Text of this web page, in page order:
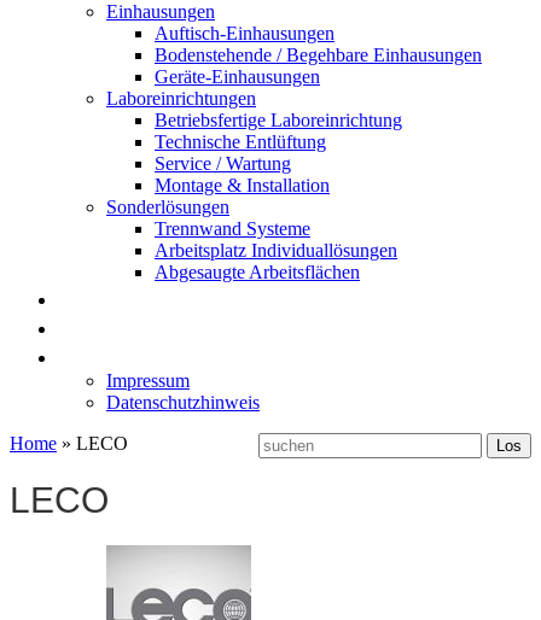
Einhausungen
Auftisch-Einhausungen
Bodenstehende / Begehbare Einhausungen
Geräte-Einhausungen
Laboreinrichtungen
Betriebsfertige Laboreinrichtung
Technische Entlüftung
Service / Wartung
Montage & Installation
Sonderlösungen
Trennwand Systeme
Arbeitsplatz Individuallösungen
Abgesaugte Arbeitsflächen
Impressum
Datenschutzhinweis
Home » LECO
LECO